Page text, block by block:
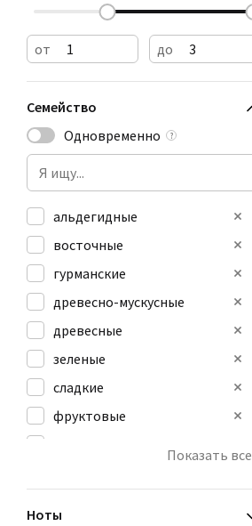
от до
Семейство
Одновременно
?
альдегидные
восточные
гурманские
древесно-мускусные
древесные
зеленые
сладкие
фруктовые
Показать все
Ноты